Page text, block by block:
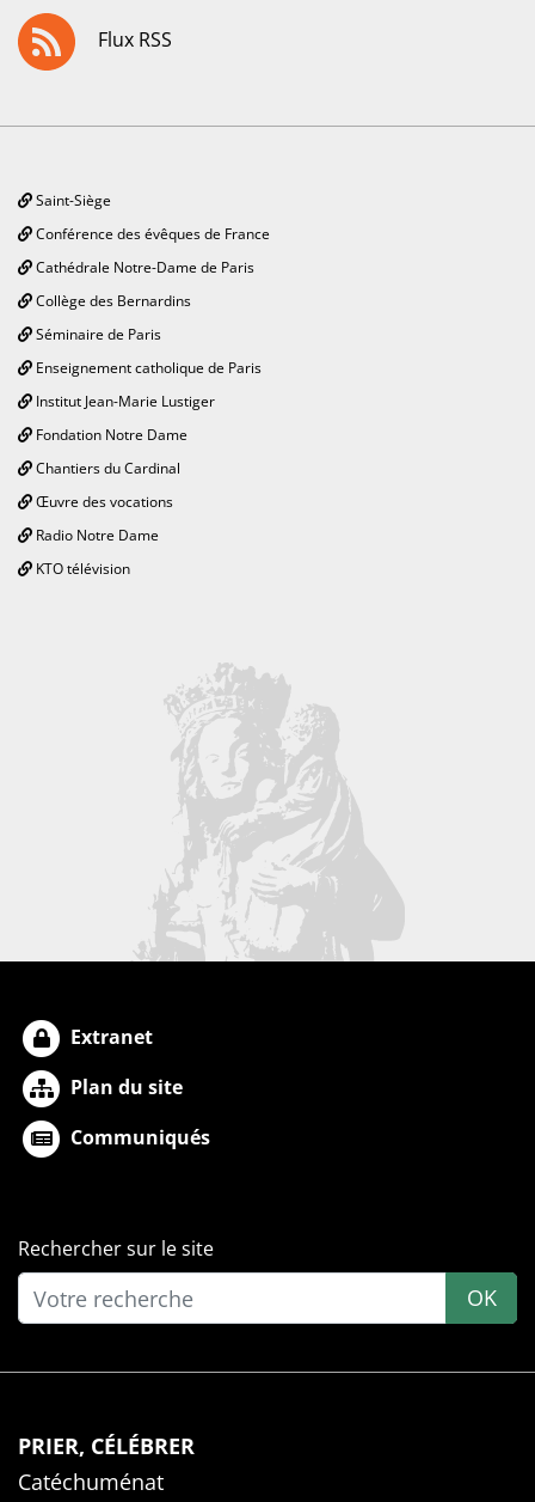
Flux RSS
Saint-Siège
Conférence des évêques de France
Cathédrale Notre-Dame de Paris
Collège des Bernardins
Séminaire de Paris
Enseignement catholique de Paris
Institut Jean-Marie Lustiger
Fondation Notre Dame
Chantiers du Cardinal
Œuvre des vocations
Radio Notre Dame
KTO télévision
Extranet
Plan du site
Communiqués
Rechercher sur le site
OK
PRIER, CÉLÉBRER
Catéchuménat